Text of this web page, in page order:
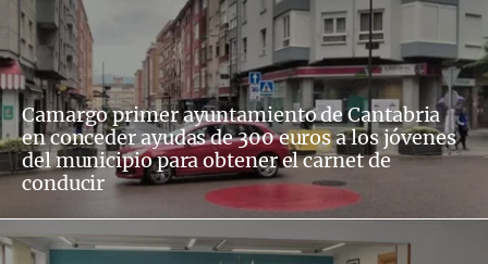
Camargo primer ayuntamiento de Cantabria
en conceder ayudas de 300 euros a los jóvenes
del municipio para obtener el carnet de
conducir